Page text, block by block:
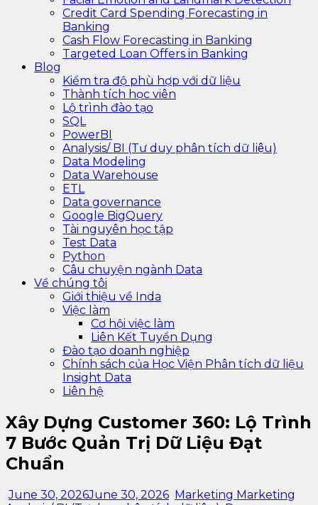
Credit Card Spending Forecasting in
Banking
Cash Flow Forecasting in Banking
Targeted Loan Offers in Banking
Blog
Kiểm tra độ phù hợp với dữ liệu
Thành tích học viên
Lộ trình đào tạo
SQL
PowerBI
Analysis/ BI (Tư duy phân tích dữ liệu)
Data Modeling
Data Warehouse
ETL
Data governance
Google BigQuery
Tài nguyên học tập
Test Data
Python
Câu chuyện ngành Data
Về chúng tôi
Giới thiệu về Inda
Việc làm
Cơ hội việc làm
Liên Kết Tuyển Dụng
Đào tạo doanh nghiệp
Chính sách của Học Viện Phân tích dữ liệu
Insight Data
Liên hệ
Xây Dựng Customer 360: Lộ Trình
7 Bước Quản Trị Dữ Liệu Đạt
Chuẩn
June 30, 2026June 30, 2026 Marketing Marketing